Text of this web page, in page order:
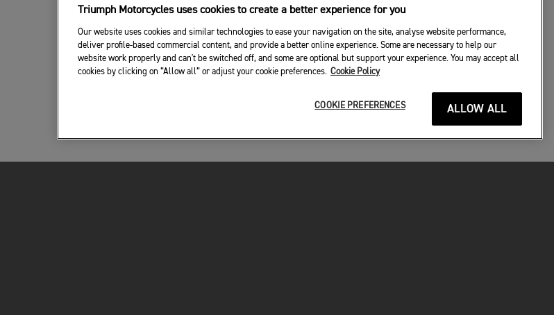
Triumph Motorcycles uses cookies to create a better experience for you
Our website uses cookies and similar technologies to ease your navigation on the site, analyse website performance,
deliver profile-based commercial content, and provide a better online experience. Some are necessary to help our
website work properly and can't be switched off, and some are optional but support your experience. You may accept all
cookies by clicking on “Allow all” or adjust your cookie preferences. Cookie Policy
ALLOW ALL
COOKIE PREFERENCES